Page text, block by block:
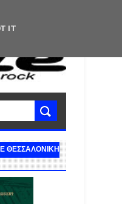
ΘΕΣΣΑΛΟΝΙΚΗ
IT